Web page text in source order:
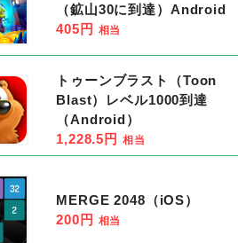
（鉱山30に到達）Android
405円 相当
トゥーンブラスト（Toon
Blast）レベル1000到達
（Android）
1,228.5円 相当
MERGE 2048（iOS）
200円 相当